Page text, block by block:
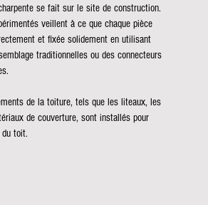
se fait sur le site de construction.
veillent à ce que chaque pièce
et fixée solidement en utilisant
traditionnelles ou des connecteurs
de la toiture, tels que les liteaux, les
de couverture, sont installés pour
toit.